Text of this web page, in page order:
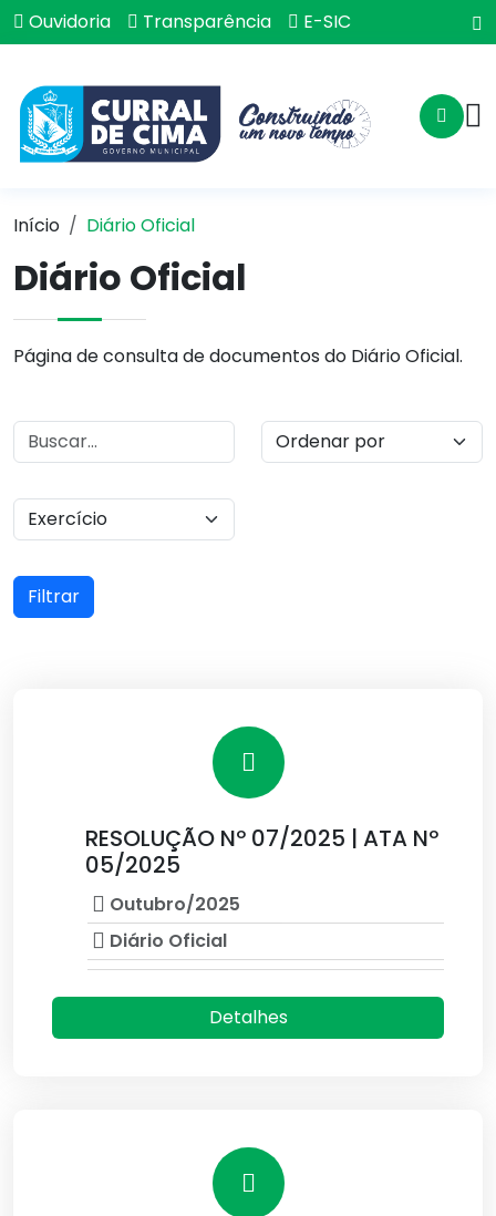
Ouvidoria Transparência E-SIC
Início Diário Oficial
Diário Oficial
Página de consulta de documentos do Diário Oficial.
Filtrar
RESOLUÇÃO Nº 07/2025 | ATA Nº
05/2025
Outubro/2025
Diário Oficial
Detalhes